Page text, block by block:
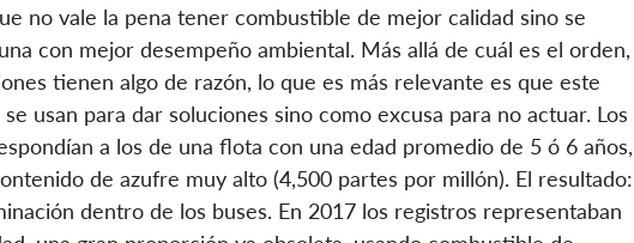
no vale la pena tener combustible de mejor calidad sino se
con mejor desempeño ambiental. Más allá de cuál es el orden,
tienen algo de razón, lo que es más relevante es que este
usan para dar soluciones sino como excusa para no actuar. Los
a los de una flota con una edad promedio de 5 ó 6 años,
de azufre muy alto (4,500 partes por millón). El resultado:
dentro de los buses. En 2017 los registros representaban